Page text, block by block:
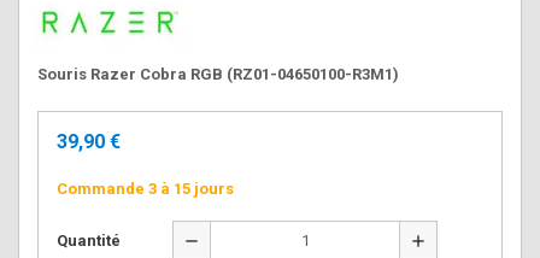
Souris Razer Cobra RGB (RZ01-04650100-R3M1)
39,90 €
Commande 3 à 15 jours
Quantité remove add